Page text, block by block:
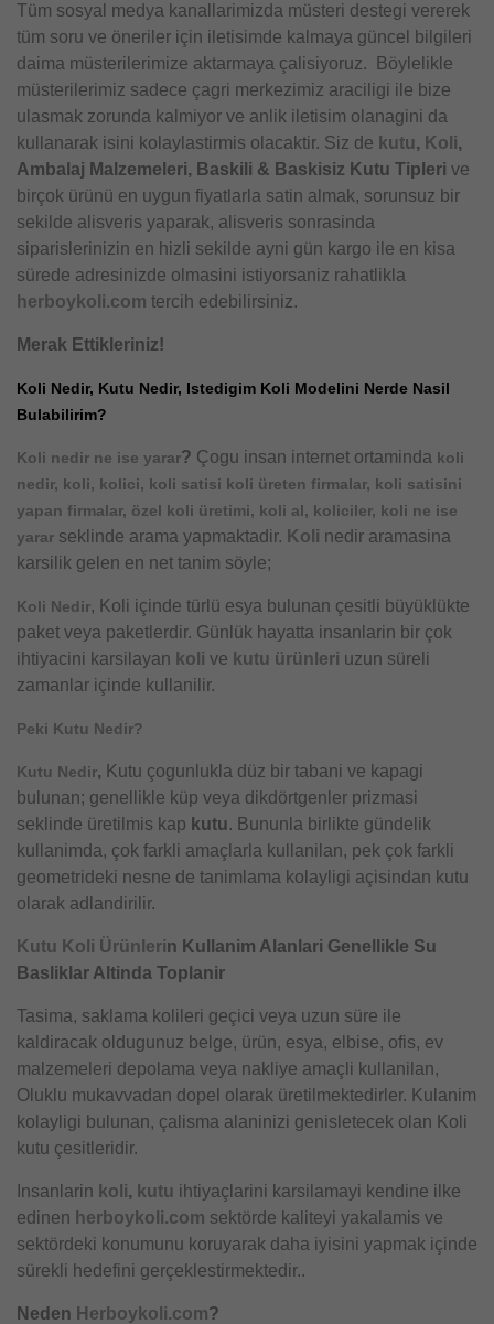
Tüm sosyal medya kanallarimizda müsteri destegi vererek
tüm soru ve öneriler için iletisimde kalmaya güncel bilgileri
daima müsterilerimize aktarmaya çalisiyoruz. Böylelikle
müsterilerimiz sadece çagri merkezimiz araciligi ile bize
ulasmak zorunda kalmiyor ve anlik iletisim olanagini da
kullanarak isini kolaylastirmis olacaktir. Siz de kutu, Koli,
Ambalaj Malzemeleri, Baskili & Baskisiz Kutu Tipleri ve
birçok ürünü en uygun fiyatlarla satin almak, sorunsuz bir
sekilde alisveris yaparak, alisveris sonrasinda
siparislerinizin en hizli sekilde ayni gün kargo ile en kisa
sürede adresinizde olmasini istiyorsaniz rahatlikla
herboykoli.com tercih edebilirsiniz.
Merak Ettikleriniz!
Koli Nedir, Kutu Nedir, Istedigim Koli Modelini Nerde Nasil
Bulabilirim?
Koli nedir ne ise yarar? Çogu insan internet ortaminda koli
nedir, koli, kolici, koli satisi koli üreten firmalar, koli satisini
yapan firmalar, özel koli üretimi, koli al, koliciler, koli ne ise
yarar seklinde arama yapmaktadir. Koli nedir aramasina
karsilik gelen en net tanim söyle;
Koli Nedir, Koli içinde türlü esya bulunan çesitli büyüklükte
paket veya paketlerdir. Günlük hayatta insanlarin bir çok
ihtiyacini karsilayan koli ve kutu ürünleri uzun süreli
zamanlar içinde kullanilir.
Peki Kutu Nedir?
Kutu Nedir, Kutu çogunlukla düz bir tabani ve kapagi
bulunan; genellikle küp veya dikdörtgenler prizmasi
seklinde üretilmis kap kutu. Bununla birlikte gündelik
kullanimda, çok farkli amaçlarla kullanilan, pek çok farkli
geometrideki nesne de tanimlama kolayligi açisindan kutu
olarak adlandirilir.
Kutu Koli Ürünlerin Kullanim Alanlari Genellikle Su
Basliklar Altinda Toplanir
Tasima, saklama kolileri geçici veya uzun süre ile
kaldiracak oldugunuz belge, ürün, esya, elbise, ofis, ev
malzemeleri depolama veya nakliye amaçli kullanilan,
Oluklu mukavvadan dopel olarak üretilmektedirler. Kulanim
kolayligi bulunan, çalisma alaninizi genisletecek olan Koli
kutu çesitleridir.
Insanlarin koli, kutu ihtiyaçlarini karsilamayi kendine ilke
edinen herboykoli.com sektörde kaliteyi yakalamis ve
sektördeki konumunu koruyarak daha iyisini yapmak içinde
sürekli hedefini gerçeklestirmektedir..
Neden Herboykoli.com?